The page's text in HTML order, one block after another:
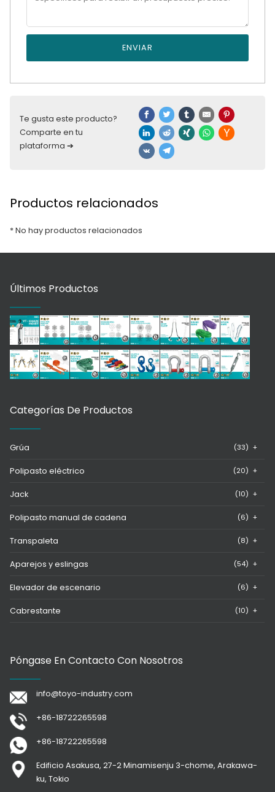
ENVIAR
Te gusta este producto?
Comparte en tu
plataforma ➔
Productos relacionados
* No hay productos relacionados
Últimos Productos
Categorías De Productos
Grúa (33) +
Polipasto eléctrico (20) +
Jack (10) +
Polipasto manual de cadena (6) +
Transpaleta (8) +
Aparejos y eslingas (54) +
Elevador de escenario (6) +
Cabrestante (10) +
Póngase En Contacto Con Nosotros
info@toyo-industry.com
+86-18722265598
+86-18722265598
Edificio Asakusa, 27-2 Minamisenju 3-chome, Arakawa-
ku, Tokio